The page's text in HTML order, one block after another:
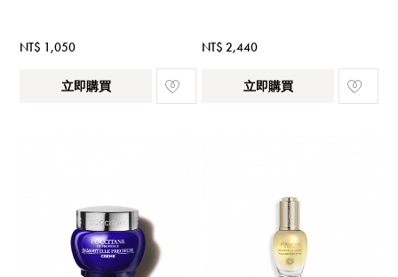
NT$ 1,050
立即購買
NT$ 2,440
立即購買